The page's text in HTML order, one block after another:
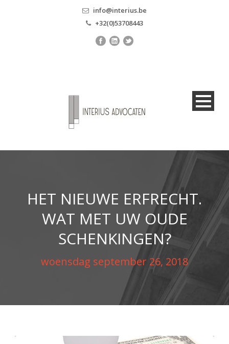
info@interius.be
+32(0)53708443
HET NIEUWE ERFRECHT.
WAT MET UW OUDE
SCHENKINGEN?
woensdag september 26, 2018